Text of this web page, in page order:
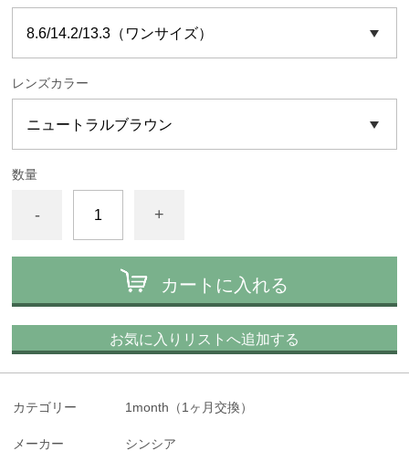
レンズカラー
数量
- +
カートに入れる
お気に入りリストへ追加する
カテゴリー 1month（1ヶ月交換）
メーカー シンシア